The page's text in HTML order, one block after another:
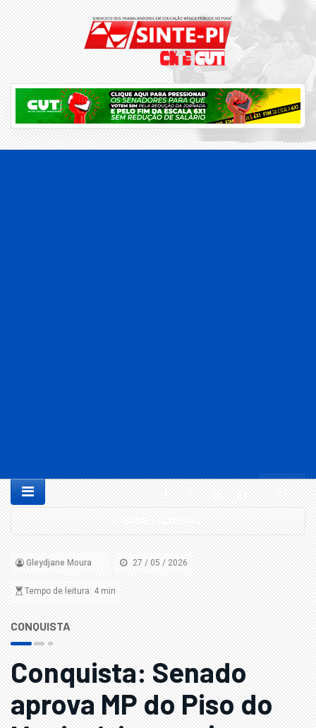
HOME|NOTÍCIAS|
Gleydjane Moura 27 / 05 / 2026
Tempo de leitura: 4 min
CONQUISTA
Conquista: Senado
aprova MP do Piso do